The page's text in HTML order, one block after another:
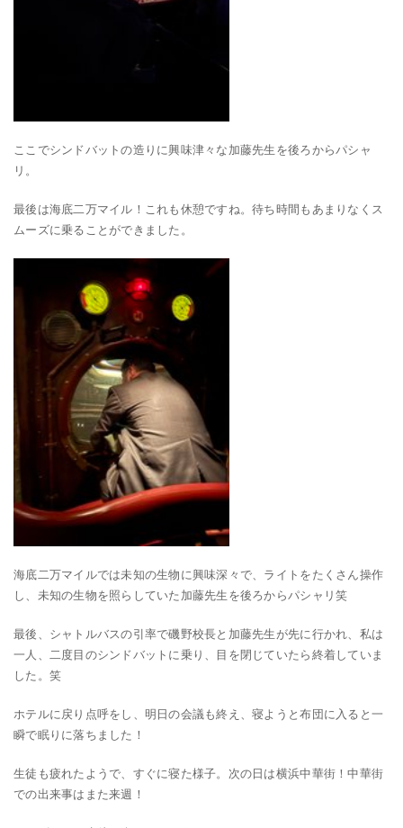
ここでシンドバットの造りに興味津々な加藤先生を後ろからパシャ
リ。
最後は海底二万マイル！これも休憩ですね。待ち時間もあまりなくス
ムーズに乗ることができました。
海底二万マイルでは未知の生物に興味深々で、ライトをたくさん操作
し、未知の生物を照らしていた加藤先生を後ろからパシャリ笑
最後、シャトルバスの引率で磯野校長と加藤先生が先に行かれ、私は
一人、二度目のシンドバットに乗り、目を閉じていたら終着していま
した。笑
ホテルに戻り点呼をし、明日の会議も終え、寝ようと布団に入ると一
瞬で眠りに落ちました！
生徒も疲れたようで、すぐに寝た様子。次の日は横浜中華街！中華街
での出来事はまた来週！